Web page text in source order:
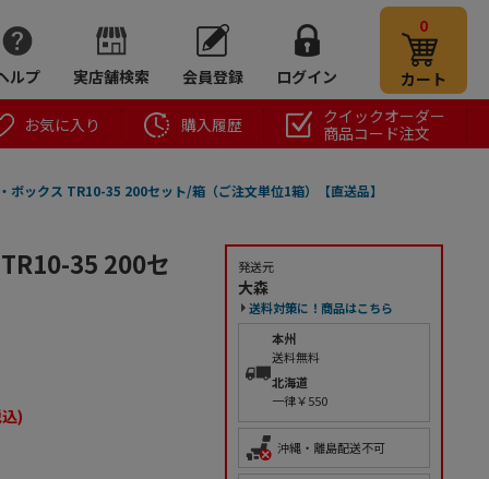
ルプ 実店舗検索 会員登録 ログイン
0
カート
お気に入り 購入履歴
クイックオーダー
商品コード注文
ックス TR10-35 200セット/箱（ご注文単位1箱）【直送品】
35 200セ
)
発送元
大森
送料対策に！商品はこちら
本州
送料無料
北海道
一律￥550
沖縄・離島配送不可